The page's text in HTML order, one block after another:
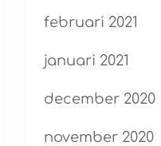
februari 2021
januari 2021
december 2020
november 2020